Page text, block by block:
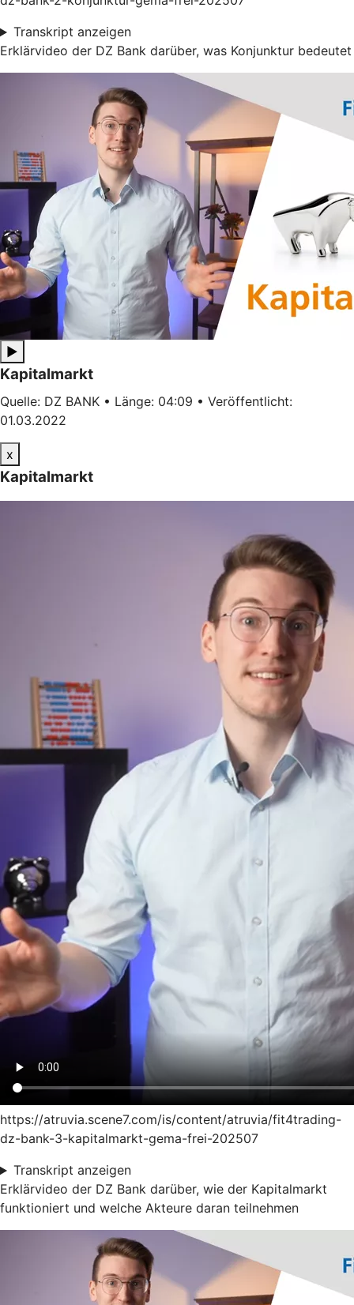
Transkript anzeigen
Erklärvideo der DZ Bank darüber, was Konjunktur bedeutet
▶
Kapitalmarkt
Quelle: DZ BANK • Länge: 04:09 • Veröffentlicht:
01.03.2022
x
Kapitalmarkt
https://atruvia.scene7.com/is/content/atruvia/fit4trading-
dz-bank-3-kapitalmarkt-gema-frei-202507
Transkript anzeigen
Erklärvideo der DZ Bank darüber, wie der Kapitalmarkt
funktioniert und welche Akteure daran teilnehmen